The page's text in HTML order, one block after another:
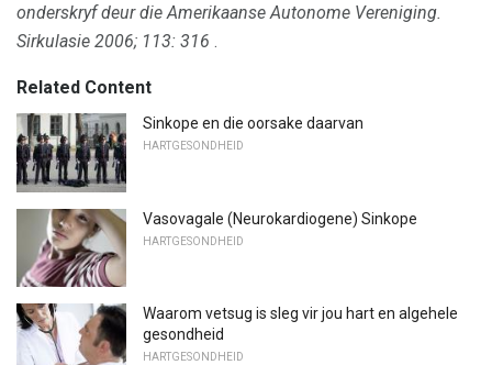
onderskryf deur die Amerikaanse Autonome Vereniging.
Sirkulasie 2006; 113: 316 .
Related Content
Sinkope en die oorsake daarvan
HARTGESONDHEID
Vasovagale (Neurokardiogene) Sinkope
HARTGESONDHEID
Waarom vetsug is sleg vir jou hart en algehele
gesondheid
HARTGESONDHEID